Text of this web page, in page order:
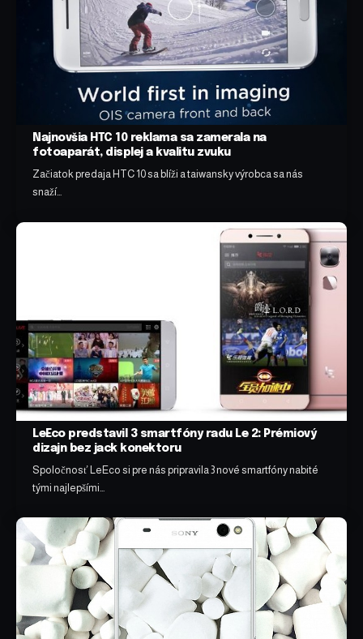
Najnovšia HTC 10 reklama sa zamerala na
fotoaparát, displej a kvalitu zvuku
Začiatok predaja HTC 10 sa blíži a taiwansky výrobca sa nás
snaží…
LeEco predstavil 3 smartfóny radu Le 2: Prémiový
dizajn bez jack konektoru
Spoločnosť LeEco si pre nás pripravila 3 nové smartfóny nabité
tými najlepšími…